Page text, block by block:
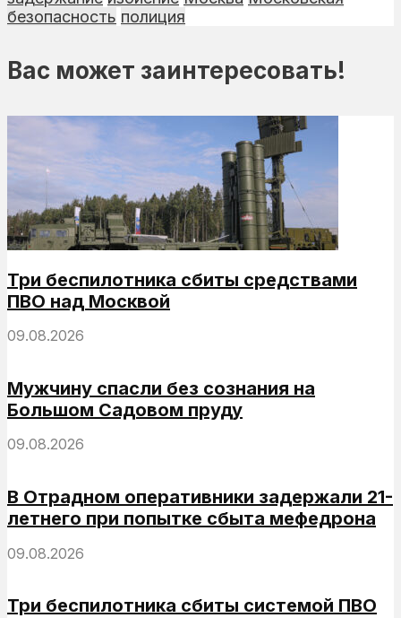
безопасность полиция
Вас может заинтересовать!
Три беспилотника сбиты средствами
ПВО над Москвой
09.08.2026
Мужчину спасли без сознания на
Большом Садовом пруду
09.08.2026
В Отрадном оперативники задержали 21-
летнего при попытке сбыта мефедрона
09.08.2026
Три беспилотника сбиты системой ПВО